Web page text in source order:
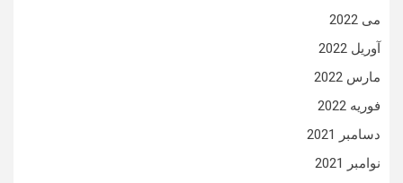
می 2022
آوریل 2022
مارس 2022
فوریه 2022
دسامبر 2021
نوامبر 2021